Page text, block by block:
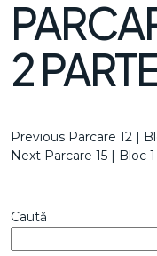
2
ARTICOLE
Previous
Post
Previous Parcare 12 |
Next
Next Parcare 15 | Bloc
Caută